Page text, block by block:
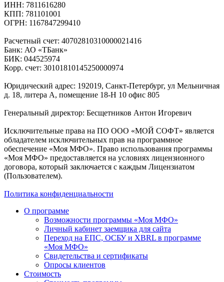
ИНН: 7811616280
КПП: 781101001
ОГРН: 1167847299410
Расчетный счет: 40702810310000021416
Банк: АО «ТБанк»
БИК: 044525974
Корр. счет: 30101810145250000974
Юридический адрес: 192019, Санкт-Петербург, ул Мельничная
д. 18, литера А, помещение 18-Н 10 офис 805
Генеральный директор: Бесщетников Антон Игоревич
Исключительные права на ПО ООО «МОЙ СОФТ» является
обладателем исключительных прав на программное
обеспечение «Моя МФО». Право использования программы
«Моя МФО» предоставляется на условиях лицензионного
договора, который заключается с каждым Лицензиатом
(Пользователем).
Политика конфиденциальности
О программе
Возможности программы «Моя МФО»
Личный кабинет заемщика для сайта
Переход на ЕПС, ОСБУ и XBRL в программе
«Моя МФО»
Свидетельства и сертификаты
Опросы клиентов
Стоимость